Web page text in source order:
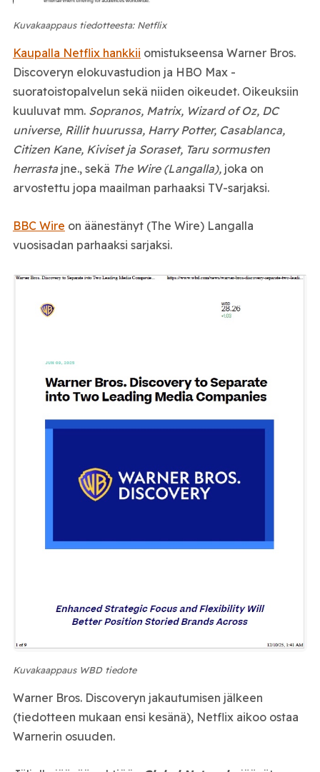
Kuvakaappaus tiedotteesta: Netflix
Kaupalla Netflix hankkii omistukseensa Warner Bros.
Discoveryn elokuvastudion ja HBO Max -
suoratoistopalvelun sekä niiden oikeudet. Oikeuksiin
kuuluvat mm. Sopranos, Matrix, Wizard of Oz, DC
universe, Rillit huurussa, Harry Potter, Casablanca,
Citizen Kane, Kiviset ja Soraset, Taru sormusten
herrastajne., sekä The Wire (Langalla),joka on
arvostettu jopa maailman parhaaksi TV-sarjaksi.
BBC Wire on äänestänyt (The Wire) Langalla
vuosisadan parhaaksi sarjaksi.
Kuvakaappaus WBD tiedote
Warner Bros. Discoveryn jakautumisen jälkeen
(tiedotteen mukaan ensi kesänä), Netflix aikoo ostaa
Warnerin osuuden.